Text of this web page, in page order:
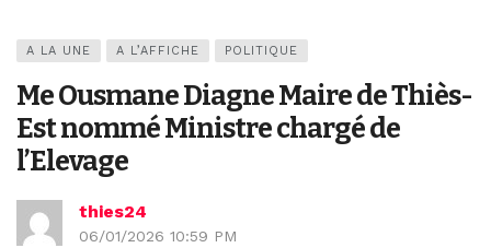
A LA UNE A L’AFFICHE POLITIQUE
Me Ousmane Diagne Maire de Thiès-
Est nommé Ministre chargé de
l’Elevage
thies24
06/01/2026 10:59 PM